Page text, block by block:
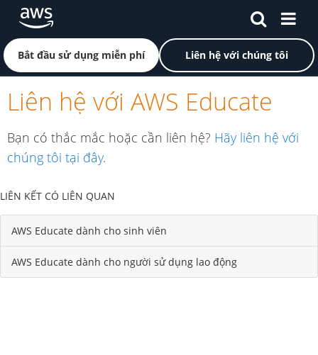
Chuyển đến nội dung chính
Nhấp vào đây để quay lại trang chủ Amazon Web
Bắt đầu sử dụng miễn phí Liên hệ với chúng tôi
LIÊN KẾT CÓ LIÊN QUAN
AWS Educate dành cho sinh viên
AWS Educate dành cho người sử dụng lao động
Liên hệ với AWS Educate
Bạn có thắc mắc hoặc cần liên hệ? Hãy liên hệ với
chúng tôi tại đây.